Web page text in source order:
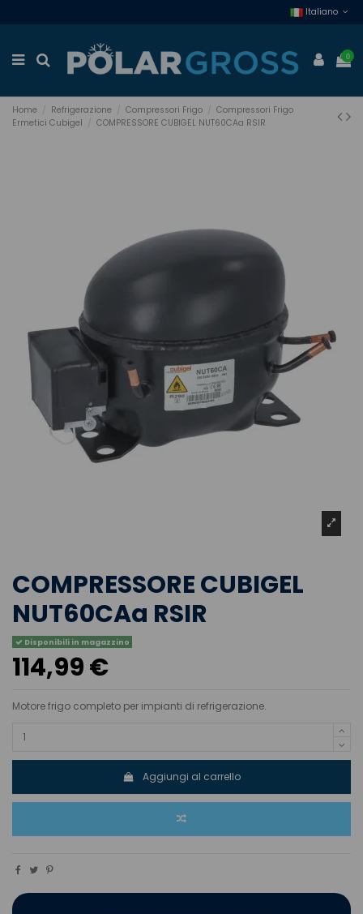
Italiano
0
Home Refrigerazione Compressori Frigo
Compressori Frigo
Ermetici Cubigel
COMPRESSORE CUBIGEL NUT60CAa RSIR
COMPRESSORE CUBIGEL
NUT60CAa RSIR
Disponibili in magazzino
114,99 €
Motore frigo completo per impianti di refrigerazione.
Aggiungi al carrello